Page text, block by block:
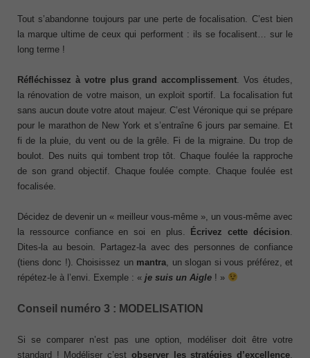
Tout s’abandonne toujours par une perte de focalisation. C’est bien
la marque ultime de ceux qui performent : ils se focalisent… sur le
long terme !
Réfléchissez à votre plus grand accomplissement . Vos études,
la rénovation de votre maison, un exploit sportif. La focalisation fut
sans aucun doute votre atout majeur. C’est Véronique qui se prépare
pour le marathon de New York et s’entraîne 6 jours par semaine. Et
fi de la pluie, du vent ou de la grêle. Fi de la migraine. Du trop de
boulot. Des nuits qui tombent trop tôt. Chaque foulée la rapproche
de son grand objectif. Chaque foulée compte. Chaque foulée est
focalisée.
Décidez de devenir un « meilleur vous-même », un vous-même avec
la ressource confiance en soi en plus. Écrivez cette décision
Dites-la au besoin. Partagez-la avec des personnes de confiance
(tiens donc !). Choisissez un mantra , un slogan si vous préférez, et
répétez-le à l’envi. Exemple : « je suis un Aigle ! »
Conseil numéro 3 : MODELISATION
Si se comparer n’est pas une option, modéliser doit être votre
standard ! Modéliser c’est observer les stratégies d’excellence